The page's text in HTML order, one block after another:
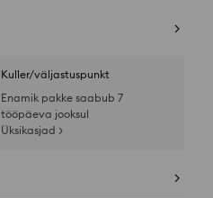
Kuller/väljastuspunkt
Enamik pakke saabub 7
tööpäeva jooksul
Üksikasjad >